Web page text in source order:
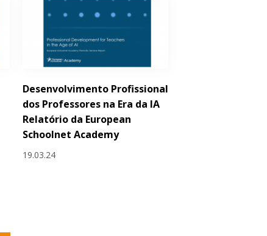
Desenvolvimento Profissional
dos Professores na Era da IA
Relatório da European
Schoolnet Academy
19.03.24